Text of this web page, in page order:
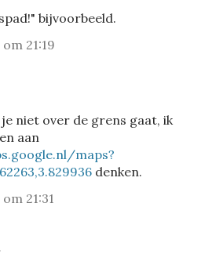
bijvoorbeeld.
21:19
niet over de grens gaat, ik
aan
maps?
denken.
21:31